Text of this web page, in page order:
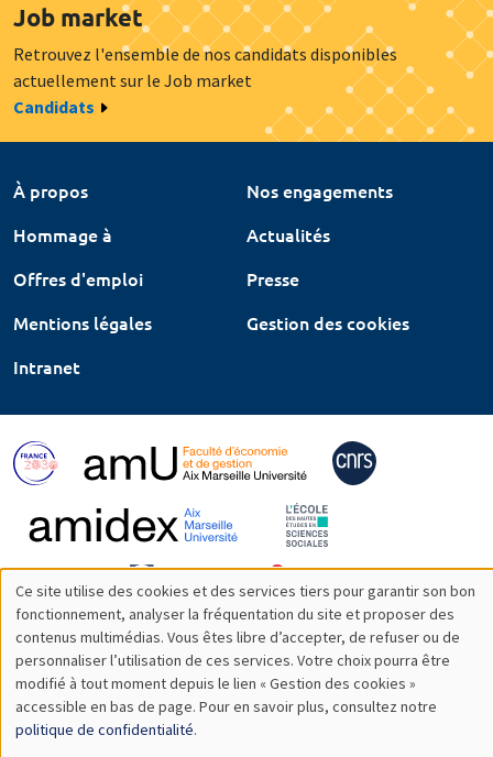
Job market
Retrouvez l'ensemble de nos candidats disponibles
actuellement sur le Job market
Candidats
À propos
Nos engagements
Hommage à
Actualités
Offres d'emploi
Presse
Mentions légales
Gestion des cookies
Intranet
Utilisation
des
données
personnelles
Ce site utilise des cookies et des services tiers pour garantir son bon
fonctionnement, analyser la fréquentation du site et proposer des
contenus multimédias. Vous êtes libre d’accepter, de refuser ou de
personnaliser l’utilisation de ces services. Votre choix pourra être
modifié à tout moment depuis le lien « Gestion des cookies »
accessible en bas de page. Pour en savoir plus, consultez notre
politique de confidentialité.